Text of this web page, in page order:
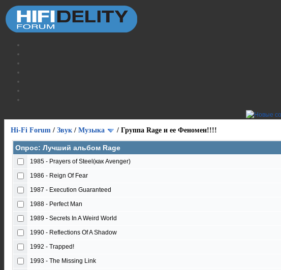
Hi-Fi Forum / Звук / Музыка / Группа Rage и ее Феномен!!!!
Опрос: Лучший альбом Rage
1985 - Prayers of Steel(как Avenger)
1986 - Reign Of Fear
1987 - Execution Guaranteed
1988 - Perfect Man
1989 - Secrets In A Weird World
1990 - Reflections Of A Shadow
1992 - Trapped!
1993 - The Missing Link